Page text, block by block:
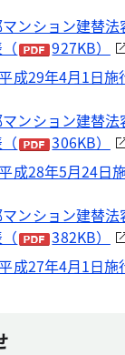
ンション建替
927KB）
成29年4月1日施
ンション建替
306KB）
成28年5月24日
ンション建替
382KB）
成27年4月1日施